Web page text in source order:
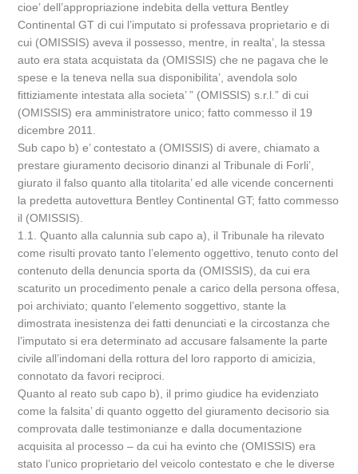
cioe’ dell’appropriazione indebita della vettura Bentley
Continental GT di cui l’imputato si professava proprietario e di
cui (OMISSIS) aveva il possesso, mentre, in realta’, la stessa
auto era stata acquistata da (OMISSIS) che ne pagava che le
spese e la teneva nella sua disponibilita’, avendola solo
fittiziamente intestata alla societa’ ” (OMISSIS) s.r.l.” di cui
(OMISSIS) era amministratore unico; fatto commesso il 19
dicembre 2011.
Sub capo b) e’ contestato a (OMISSIS) di avere, chiamato a
prestare giuramento decisorio dinanzi al Tribunale di Forli’,
giurato il falso quanto alla titolarita’ ed alle vicende concernenti
la predetta autovettura Bentley Continental GT; fatto commesso
il (OMISSIS).
1.1. Quanto alla calunnia sub capo a), il Tribunale ha rilevato
come risulti provato tanto l’elemento oggettivo, tenuto conto del
contenuto della denuncia sporta da (OMISSIS), da cui era
scaturito un procedimento penale a carico della persona offesa,
poi archiviato; quanto l’elemento soggettivo, stante la
dimostrata inesistenza dei fatti denunciati e la circostanza che
l’imputato si era determinato ad accusare falsamente la parte
civile all’indomani della rottura del loro rapporto di amicizia,
connotato da favori reciproci.
Quanto al reato sub capo b), il primo giudice ha evidenziato
come la falsita’ di quanto oggetto del giuramento decisorio sia
comprovata dalle testimonianze e dalla documentazione
acquisita al processo – da cui ha evinto che (OMISSIS) era
stato l’unico proprietario del veicolo contestato e che le diverse